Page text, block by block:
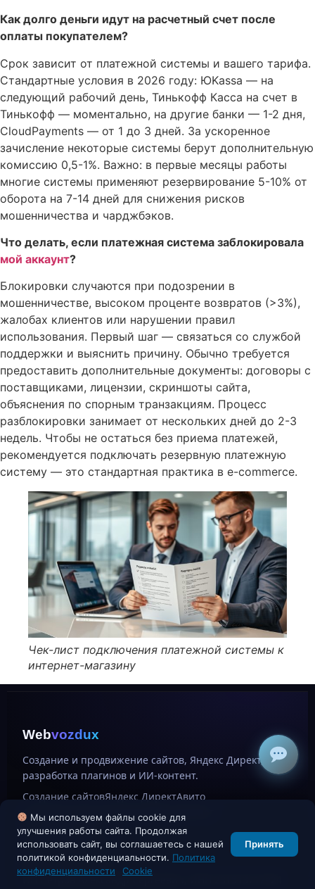
Как долго деньги идут на расчетный счет после
оплаты покупателем?
Срок зависит от платежной системы и вашего тарифа.
Стандартные условия в 2026 году: ЮKassa — на
следующий рабочий день, Тинькофф Касса на счет в
Тинькофф — моментально, на другие банки — 1-2 дня,
CloudPayments — от 1 до 3 дней. За ускоренное
зачисление некоторые системы берут дополнительную
комиссию 0,5-1%. Важно: в первые месяцы работы
многие системы применяют резервирование 5-10% от
оборота на 7-14 дней для снижения рисков
мошенничества и чарджбэков.
Что делать, если платежная система заблокировала
мой аккаунт?
Блокировки случаются при подозрении в
мошенничестве, высоком проценте возвратов (>3%),
жалобах клиентов или нарушении правил
использования. Первый шаг — связаться со службой
поддержки и выяснить причину. Обычно требуется
предоставить дополнительные документы: договоры с
поставщиками, лицензии, скриншоты сайта,
объяснения по спорным транзакциям. Процесс
разблокировки занимает от нескольких дней до 2-3
недель. Чтобы не остаться без приема платежей,
рекомендуется подключать резервную платежную
систему — это стандартная практика в e-commerce.
Чек-лист подключения платежной системы к
интернет-магазину
Webvozdux
Создание и продвижение сайтов, Яндекс Директ,
разработка плагинов и ИИ-контент.
Создание сайтовЯндекс ДиректАвито
AI Content Generator
Магазин
+7 918 664-76-04
info@webvozdux.ru
Webvozdux © 2026
ИП Петров Александр Сергеевич, ИНН 231513717424
Мы используем файлы cookie для
улучшения работы сайта. Продолжая
использовать сайт, вы соглашаетесь с нашей
политикой конфиденциальности. Политика
конфиденциальности
Cookie
Принять